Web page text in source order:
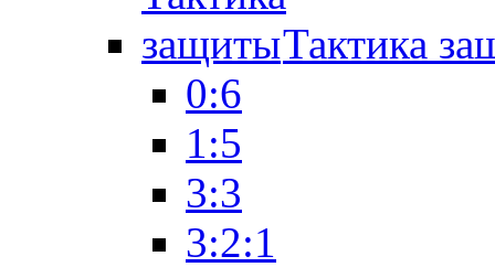
Тактика
0:6
1:5
3:3
3:2:1